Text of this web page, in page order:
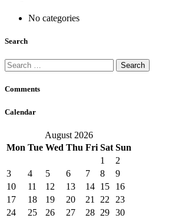
No categories
Search
Search
for:
Comments
Calendar
August 2026
Mon Tue Wed Thu Fri Sat Sun
1
2
3
4 5 6 7 8
9
10
11 12 13 14 15
16
17
18 19 20 21 22
23
24
25 26 27 28 29 30